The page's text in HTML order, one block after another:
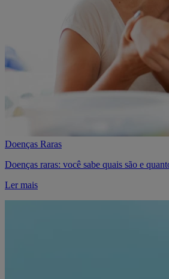
Doenças Raras
Doenças raras: você sabe quais são e
Ler mais